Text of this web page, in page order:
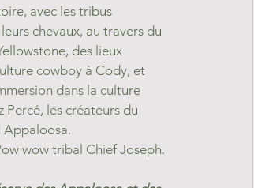
avec les tribus
chevaux, au travers du
des lieux
cowboy à Cody, et
dans la culture
Percé, les créateurs du
Appaloosa.
wow tribal Chief Joseph.